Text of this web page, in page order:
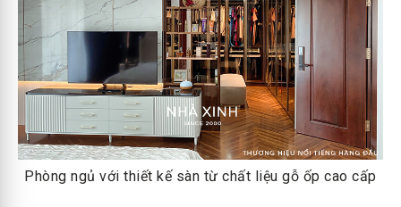
Phòng ngủ với thiết kế sàn từ chất liệu gỗ ốp cao cấp